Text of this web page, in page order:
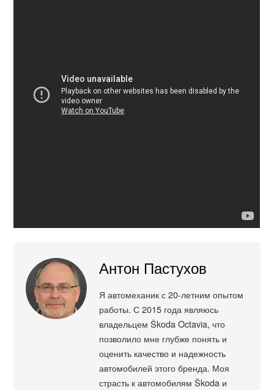
Антон Пастухов
Я автомеханик с 20-летним опытом
работы. С 2015 года являюсь
владельцем Škoda Octavia, что
позволило мне глубже понять и
оценить качество и надежность
автомобилей этого бренда. Моя
страсть к автомобилям Škoda и